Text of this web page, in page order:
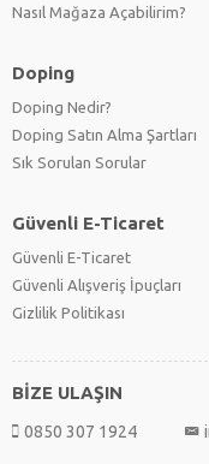
Nasıl Mağaza Açabilirim?
Doping
Doping Nedir?
Doping Satın Alma Şartları
Sık Sorulan Sorular
Güvenli E-Ticaret
Güvenli E-Ticaret
Güvenli Alışveriş İpuçları
Gizlilik Politikası
BİZE ULAŞIN
0850 307 1924